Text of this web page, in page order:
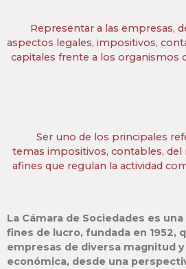
Representar a las empresas,
aspectos legales, impositivos,
capitales frente a los organismos
Ser uno de los principales
temas impositivos, contables, del
afines que regulan la actividad
La Cámara de Sociedades es
fines de lucro, fundada en 1952,
empresas de diversa magnitud
económica, desde una